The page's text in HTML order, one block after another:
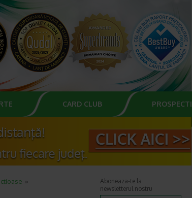
CARD CLUB PROSPECTE
Aboneaza-te la
newsletterul nostru